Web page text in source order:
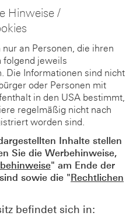
Hinweise /
an Personen, die ihren
folgend jeweils
Die Informationen sind nicht
oder Personen mit
in den USA bestimmt,
regelmäßig nicht nach
worden sind.
Inhalte stellen
Sie die Werbehinweise,
" am Ende der
sowie die "Rechtlichen
befindet sich in: